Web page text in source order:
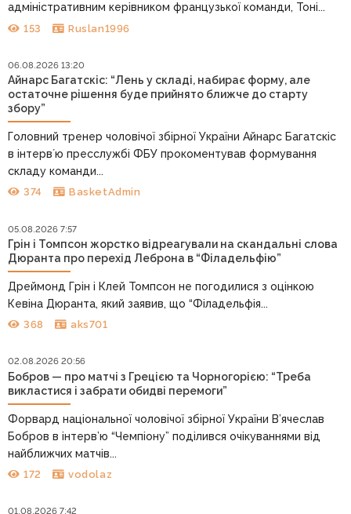
адміністративним керівником французької команди, Тоні...
153 Ruslan1996
06.08.2026 13:20
Айнарс Багатскіс: “Лень у складі, набирає форму, але
остаточне рішення буде прийнято ближче до старту
збору”
Головний тренер чоловічої збірної України Айнарс Багатскіс
в інтервʼю пресслужбі ФБУ прокоментував формування
складу команди...
374 BasketAdmin
05.08.2026 7:57
Грін і Томпсон жорстко відреагували на скандальні слова
Дюранта про перехід Леброна в “Філадельфію”
Дреймонд Грін і Клей Томпсон не погодилися з оцінкою
Кевіна Дюранта, який заявив, що “Філадельфія...
368 aks701
02.08.2026 20:56
Бобров — про матчі з Грецією та Чорногорією: “Треба
викластися і забрати обидві перемоги”
Форвард національної чоловічої збірної України В’ячеслав
Бобров в інтерв’ю “Чемпіону” поділився очікуваннями від
найближчих матчів...
172 vodolaz
01.08.2026 7:42